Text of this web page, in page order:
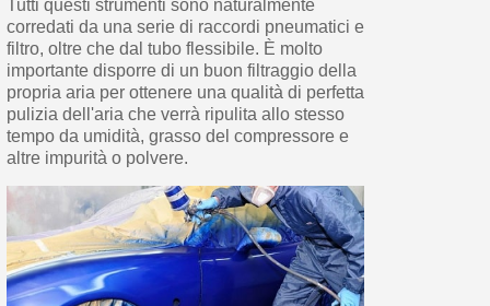
Tutti questi strumenti sono naturalmente
corredati da una serie di raccordi pneumatici e
filtro, oltre che dal tubo flessibile. È molto
importante disporre di un buon filtraggio della
propria aria per ottenere una qualità di perfetta
pulizia dell'aria che verrà ripulita allo stesso
tempo da umidità, grasso del compressore e
altre impurità o polvere.